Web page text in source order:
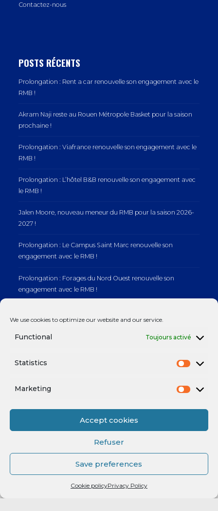
We use cookies to optimize our website and our service.
Functional Toujours activé
Statistics
Marketing
Accept cookies
Refuser
Save preferences
Cookie policyPrivacy Policy
Contactez-nous
POSTS RÉCENTS
Prolongation : Rent a car renouvelle son engagement avec le
RMB !
Akram Naji reste au Rouen Métropole Basket pour la saison
prochaine !
Prolongation : Viafrance renouvelle son engagement avec le
RMB !
Prolongation : L’hôtel B&B renouvelle son engagement avec
le RMB !
Jalen Moore, nouveau meneur du RMB pour la saison 2026-
2027 !
Prolongation : Le Campus Saint Marc renouvelle son
engagement avec le RMB !
Prolongation : Forages du Nord Ouest renouvelle son
engagement avec le RMB !
engagement avec le RMB !
Mentions légales
Mentions légales